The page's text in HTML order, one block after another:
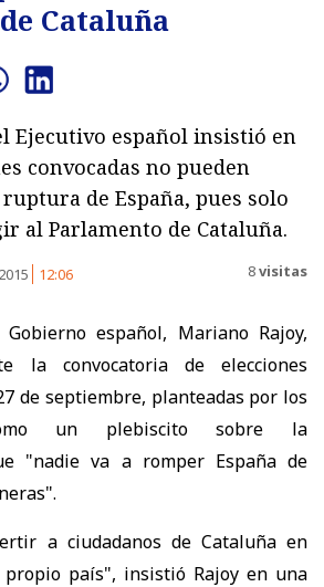
Cataluña
Ejecutivo español insistió en
convocadas no pueden
de España, pues solo
al Parlamento de Cataluña.
12:06 8visitas
español, Mariano Rajoy,
la convocatoria de elecciones
de septiembre, planteadas por los
un plebiscito sobre la
"nadie va a romper España de
a ciudadanos de Cataluña en
país", insistió Rajoy en una